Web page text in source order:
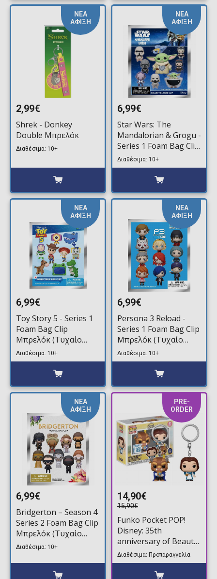
ΝΕΑ
ΑΦΙΞΗ
2,99€
Shrek - Donkey
Double Μπρελόκ
Διαθέσιμα: 10+
ΝΕΑ
ΑΦΙΞΗ
6,99€
Star Wars: The
Mandalorian & Grogu -
Series 1 Foam Bag Clip
Μπρελόκ (Τυχαίο
Περιεχόμενο)
Διαθέσιμα: 10+
ΝΕΑ
ΑΦΙΞΗ
6,99€
Toy Story 5 - Series 1
Foam Bag Clip
Μπρελόκ (Τυχαίο
Περιεχόμενο)
Διαθέσιμα: 10+
ΝΕΑ
ΑΦΙΞΗ
6,99€
Persona 3 Reload -
Series 1 Foam Bag Clip
Μπρελόκ (Τυχαίο
Περιεχόμενο)
Διαθέσιμα: 10+
ΝΕΑ
ΑΦΙΞΗ
6,99€
Bridgerton – Season 4
Series 2 Foam Bag Clip
Μπρελόκ (Τυχαίο
Περιεχόμενο)
Διαθέσιμα: 10+
PRE-
ORDER
14,90€
15,90€
Funko Pocket POP!
Disney: 35th
anniversary of Beauty
and the Beast - Belle &
Beast 2-Pack
Φιγούρες (Exclusive)
Διαθέσιμα: Προπαραγγελία